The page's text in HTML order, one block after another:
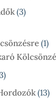
33
11
13
Termék
1313